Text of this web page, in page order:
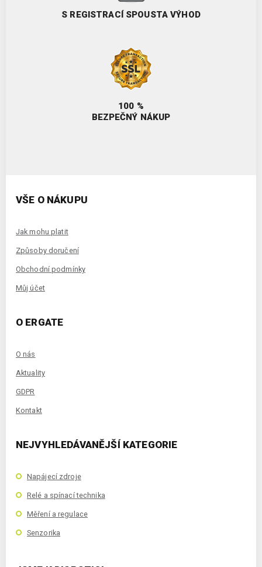
S REGISTRACÍ SPOUSTA VÝHOD
100 %
BEZPEČNÝ NÁKUP
VŠE O NÁKUPU
Jak mohu platit
Způsoby doručení
Obchodní podmínky
Můj účet
O ERGATE
O nás
Aktuality
GDPR
Kontakt
NEJVYHLEDÁVANĚJŠÍ KATEGORIE
Napájecí zdroje
Relé a spínací technika
Měření a regulace
Senzorika